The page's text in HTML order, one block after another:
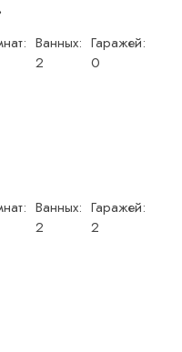
Ванных:
2
Гаражей:
0
Ванных:
2
Гаражей:
2